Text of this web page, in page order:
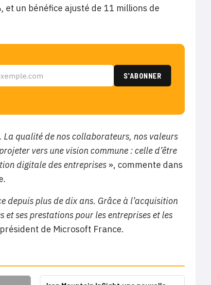
et un bénéfice ajusté de 11 millions de
La qualité de nos collaborateurs, nos valeurs
vers une vision commune : celle d’être
digitale des entreprises », commente dans
plus de dix ans. Grâce à l’acquisition
ses prestations pour les entreprises et les
de Microsoft France.